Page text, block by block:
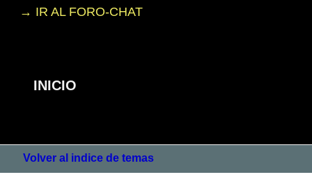
→ IR AL FORO-CHAT
INICIO
Volver al indice de temas